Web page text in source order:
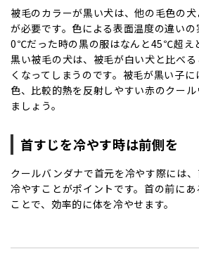
被毛のカラーが黒い犬は、他の毛色の
が必要です。色による表面温度の違い
0℃だった時の黒の服はなんと45℃超え
黒い被毛の犬は、被毛が白い犬と比べ
くなってしまうのです。被毛が黒い子
色、比較的熱を反射しやすい赤のクー
ましょう。
首すじを冷やす時は前側を
クールバンダナで首元を冷やす際には
冷やすことがポイントです。首の前に
ことで、効率的に体を冷やせます。